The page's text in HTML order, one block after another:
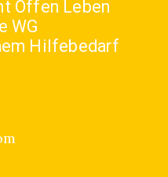
Offen Leben
WG
Hilfebedarf